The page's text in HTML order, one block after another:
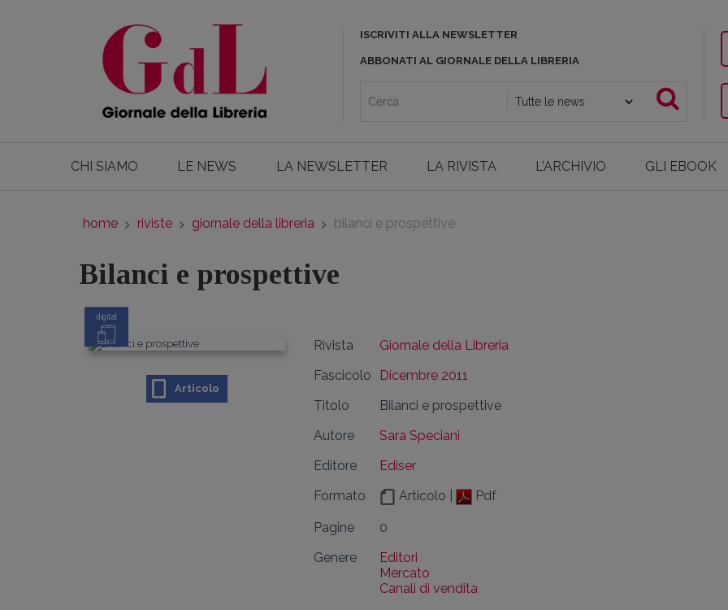
ISCRIVITI ALLA NEWSLETTER
ABBONATI AL GIORNALE DELLA LIBRERIA
CHI SIAMO LE NEWS LA NEWSLETTER LA RIVISTA L'ARCHIVIO GLI EBOOK
home riviste giornale della libreria bilanci e prospettive
Bilanci e prospettive
digital
Articolo
Rivista
Giornale della Libreria
Fascicolo
Dicembre 2011
Titolo
Bilanci e prospettive
Autore
Sara Speciani
Editore
Ediser
Formato
Articolo | Pdf
Pagine
0
Genere
Editori
Mercato
Canali di vendita